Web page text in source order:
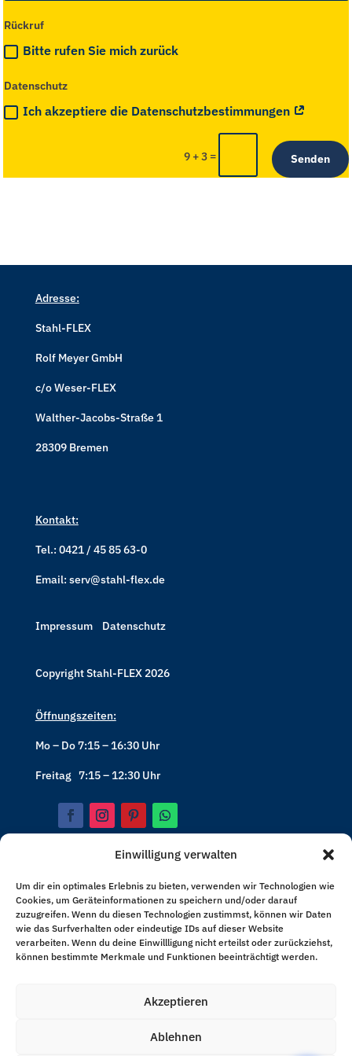
Einwilligung verwalten
Um dir ein optimales Erlebnis zu bieten, verwenden wir Technologien wie
Cookies, um Geräteinformationen zu speichern und/oder darauf
zuzugreifen. Wenn du diesen Technologien zustimmst, können wir Daten
wie das Surfverhalten oder eindeutige IDs auf dieser Website
verarbeiten. Wenn du deine Einwillligung nicht erteilst oder zurückziehst,
können bestimmte Merkmale und Funktionen beeinträchtigt werden.
Akzeptieren
Ablehnen
Rückruf
Bitte rufen Sie mich zurück
Datenschutz
Ich akzeptiere die Datenschutzbestimmungen
9 + 3= Senden
Adresse:
Stahl-FLEX
Rolf Meyer GmbH
c/oWeser-FLEX
Walther-Jacobs-Straße 1
28309 Bremen
Kontakt:
Tel.: 0421 / 45 85 63-0
Email: serv@stahl-flex.de
Impressum Datenschutz
Copyright Stahl-FLEX 2026
Öffnungszeiten:
Mo – Do 7:15 – 16:30 Uhr
Freitag 7:15 – 12:30 Uhr
Haben Sie Fragen oder benötigen Sie ein individuelles
Angebot?
Kontaktieren Sie uns noch heute und unser Team wird
sich umgehend bei Ihnen melden.
Kontakt